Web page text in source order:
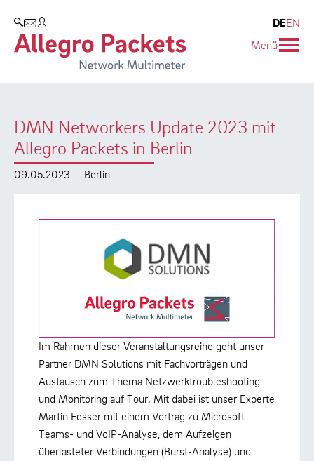
SUCHEN
DEEN
Menü
DMN Networkers Update 2023 mit
Allegro Packets in Berlin
09.05.2023 Berlin
Im Rahmen dieser Veranstaltungsreihe geht unser
Partner DMN Solutions mit Fachvorträgen und
Austausch zum Thema Netzwerktroubleshooting
und Monitoring auf Tour. Mit dabei ist unser Experte
Martin Fesser mit einem Vortrag zu Microsoft
Teams- und VoIP-Analyse, dem Aufzeigen
überlasteter Verbindungen (Burst-Analyse) und
Allegro Network Multimeter
Produktübersicht
Use Cases
Whitepaper
Case Studies
Unternehmen
Partner
Umweltschutz